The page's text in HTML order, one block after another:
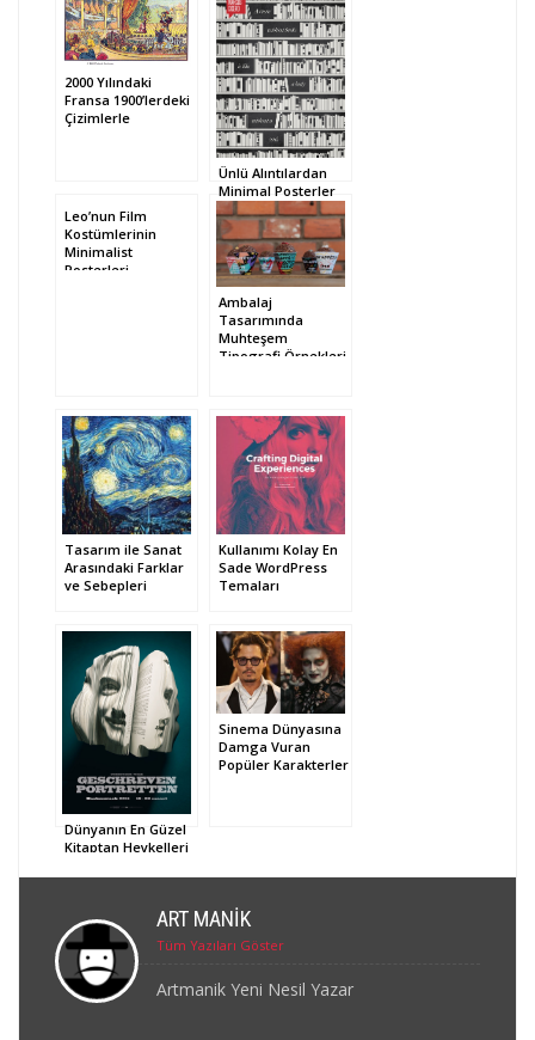
2000 Yılındaki
Fransa 1900’lerdeki
Çizimlerle
Ünlü Alıntılardan
Minimal Posterler
Leo’nun Film
Kostümlerinin
Minimalist
Posterleri
Ambalaj
Tasarımında
Muhteşem
Tipografi Örnekleri
Tasarım ile Sanat
Arasındaki Farklar
ve Sebepleri
Kullanımı Kolay En
Sade WordPress
Temaları
Dünyanın En Güzel
Kitaptan Heykelleri
Sinema Dünyasına
Damga Vuran
Popüler Karakterler
ART MANIK
Tüm Yazıları Göster
Artmanik Yeni Nesil Yazar